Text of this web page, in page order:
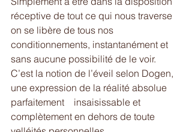
réceptive de tout ce qui nous traverse
on se libère de tous nos
conditionnements, instantanément et
sans aucune possibilité de le voir.
C’est la notion de l’éveil selon Dogen,
une expression de la réalité absolue
parfaitement    insaisissable et
complètement en dehors de toute